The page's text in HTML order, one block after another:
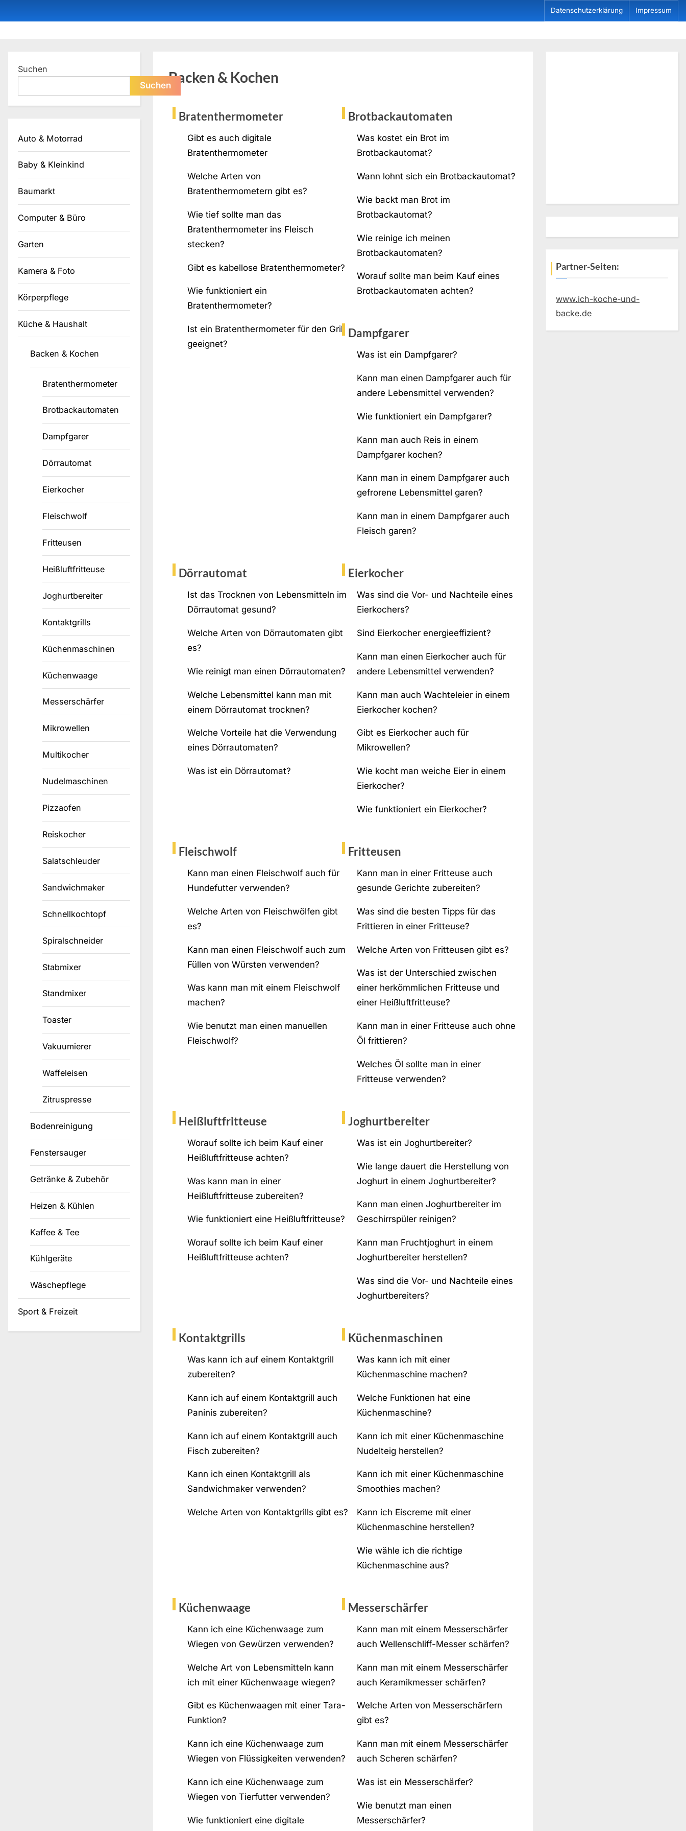
to
Datenschutzerklärung Impressum
Backen & Kochen
Bratenthermometer
Gibt es auch digitale
Bratenthermometer
Welche Arten von
Bratenthermometern gibt es?
Wie tief sollte man das
Bratenthermometer ins Fleisch
stecken?
Gibt es kabellose Bratenthermometer?
Wie funktioniert ein
Bratenthermometer?
Ist ein Bratenthermometer für den Grill
geeignet?
Brotbackautomaten
Was kostet ein Brot im
Brotbackautomat?
Wann lohnt sich ein Brotbackautomat?
Wie backt man Brot im
Brotbackautomat?
Wie reinige ich meinen
Brotbackautomaten?
Worauf sollte man beim Kauf eines
Brotbackautomaten achten?
Dampfgarer
Was ist ein Dampfgarer?
Kann man einen Dampfgarer auch für
andere Lebensmittel verwenden?
Wie funktioniert ein Dampfgarer?
Kann man auch Reis in einem
Dampfgarer kochen?
Kann man in einem Dampfgarer auch
gefrorene Lebensmittel garen?
Kann man in einem Dampfgarer auch
Fleisch garen?
Dörrautomat
Ist das Trocknen von Lebensmitteln im
Dörrautomat gesund?
Welche Arten von Dörrautomaten gibt
es?
Wie reinigt man einen Dörrautomaten?
Welche Lebensmittel kann man mit
einem Dörrautomat trocknen?
Welche Vorteile hat die Verwendung
eines Dörrautomaten?
Was ist ein Dörrautomat?
Eierkocher
Was sind die Vor- und Nachteile eines
Eierkochers?
Sind Eierkocher energieeffizient?
Kann man einen Eierkocher auch für
andere Lebensmittel verwenden?
Kann man auch Wachteleier in einem
Eierkocher kochen?
Gibt es Eierkocher auch für
Mikrowellen?
Wie kocht man weiche Eier in einem
Eierkocher?
Wie funktioniert ein Eierkocher?
Fleischwolf
Kann man einen Fleischwolf auch für
Hundefutter verwenden?
Welche Arten von Fleischwölfen gibt
es?
Kann man einen Fleischwolf auch zum
Füllen von Würsten verwenden?
Was kann man mit einem Fleischwolf
machen?
Wie benutzt man einen manuellen
Fleischwolf?
Fritteusen
Kann man in einer Fritteuse auch
gesunde Gerichte zubereiten?
Was sind die besten Tipps für das
Frittieren in einer Fritteuse?
Welche Arten von Fritteusen gibt es?
Was ist der Unterschied zwischen
einer herkömmlichen Fritteuse und
einer Heißluftfritteuse?
Kann man in einer Fritteuse auch ohne
Öl frittieren?
Welches Öl sollte man in einer
Fritteuse verwenden?
Heißluftfritteuse
Worauf sollte ich beim Kauf einer
Heißluftfritteuse achten?
Was kann man in einer
Heißluftfritteuse zubereiten?
Wie funktioniert eine Heißluftfritteuse?
Worauf sollte ich beim Kauf einer
Heißluftfritteuse achten?
Joghurtbereiter
Was ist ein Joghurtbereiter?
Wie lange dauert die Herstellung von
Joghurt in einem Joghurtbereiter?
Kann man einen Joghurtbereiter im
Geschirrspüler reinigen?
Kann man Fruchtjoghurt in einem
Joghurtbereiter herstellen?
Was sind die Vor- und Nachteile eines
Joghurtbereiters?
Kontaktgrills
Was kann ich auf einem Kontaktgrill
zubereiten?
Kann ich auf einem Kontaktgrill auch
Paninis zubereiten?
Kann ich auf einem Kontaktgrill auch
Fisch zubereiten?
Kann ich einen Kontaktgrill als
Sandwichmaker verwenden?
Welche Arten von Kontaktgrills gibt es?
Küchenmaschinen
Was kann ich mit einer
Küchenmaschine machen?
Welche Funktionen hat eine
Küchenmaschine?
Kann ich mit einer Küchenmaschine
Nudelteig herstellen?
Kann ich mit einer Küchenmaschine
Smoothies machen?
Kann ich Eiscreme mit einer
Küchenmaschine herstellen?
Wie wähle ich die richtige
Küchenmaschine aus?
Küchenwaage
Kann ich eine Küchenwaage zum
Wiegen von Gewürzen verwenden?
Welche Art von Lebensmitteln kann
ich mit einer Küchenwaage wiegen?
Gibt es Küchenwaagen mit einer Tara-
Funktion?
Kann ich eine Küchenwaage zum
Wiegen von Flüssigkeiten verwenden?
Kann ich eine Küchenwaage zum
Wiegen von Tierfutter verwenden?
Wie funktioniert eine digitale
Messerschärfer
Kann man mit einem Messerschärfer
auch Wellenschliff-Messer schärfen?
Kann man mit einem Messerschärfer
auch Keramikmesser schärfen?
Welche Arten von Messerschärfern
gibt es?
Kann man mit einem Messerschärfer
auch Scheren schärfen?
Was ist ein Messerschärfer?
Wie benutzt man einen
Messerschärfer?
Suchen
Suchen
Auto & Motorrad
Baby & Kleinkind
Baumarkt
Computer & Büro
Garten
Kamera & Foto
Körperpflege
Küche & Haushalt
Backen & Kochen
Bratenthermometer
Brotbackautomaten
Dampfgarer
Dörrautomat
Eierkocher
Fleischwolf
Fritteusen
Heißluftfritteuse
Joghurtbereiter
Kontaktgrills
Küchenmaschinen
Küchenwaage
Messerschärfer
Mikrowellen
Multikocher
Nudelmaschinen
Pizzaofen
Reiskocher
Salatschleuder
Sandwichmaker
Schnellkochtopf
Spiralschneider
Stabmixer
Standmixer
Toaster
Vakuumierer
Waffeleisen
Zitruspresse
Bodenreinigung
Fenstersauger
Getränke & Zubehör
Heizen & Kühlen
Kaffee & Tee
Kühlgeräte
Wäschepflege
Sport & Freizeit
Partner-Seiten:
www.ich-koche-und-
backe.de